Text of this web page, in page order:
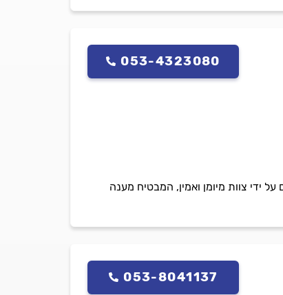
053-4323080
ידי צוות מיומן ואמין, המבטיח מענה
053-8041137